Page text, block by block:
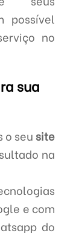
possível
no
sua
o seu site
na
e com
do